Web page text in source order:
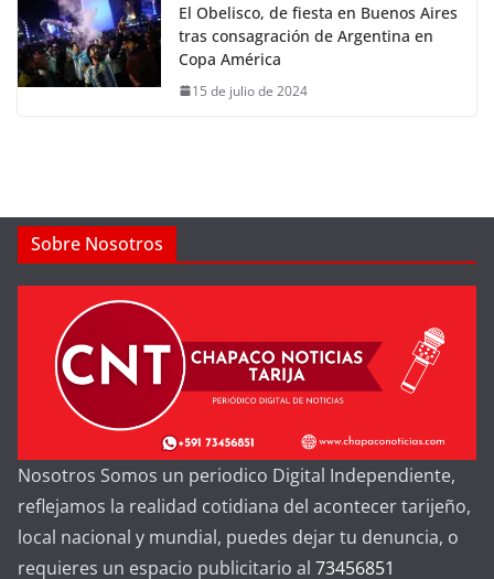
El Obelisco, de fiesta en Buenos Aires
tras consagración de Argentina en
Copa América
15 de julio de 2024
Sobre Nosotros
Nosotros Somos un periodico Digital Independiente,
reflejamos la realidad cotidiana del acontecer tarijeño,
local nacional y mundial, puedes dejar tu denuncia, o
requieres un espacio publicitario al 73456851